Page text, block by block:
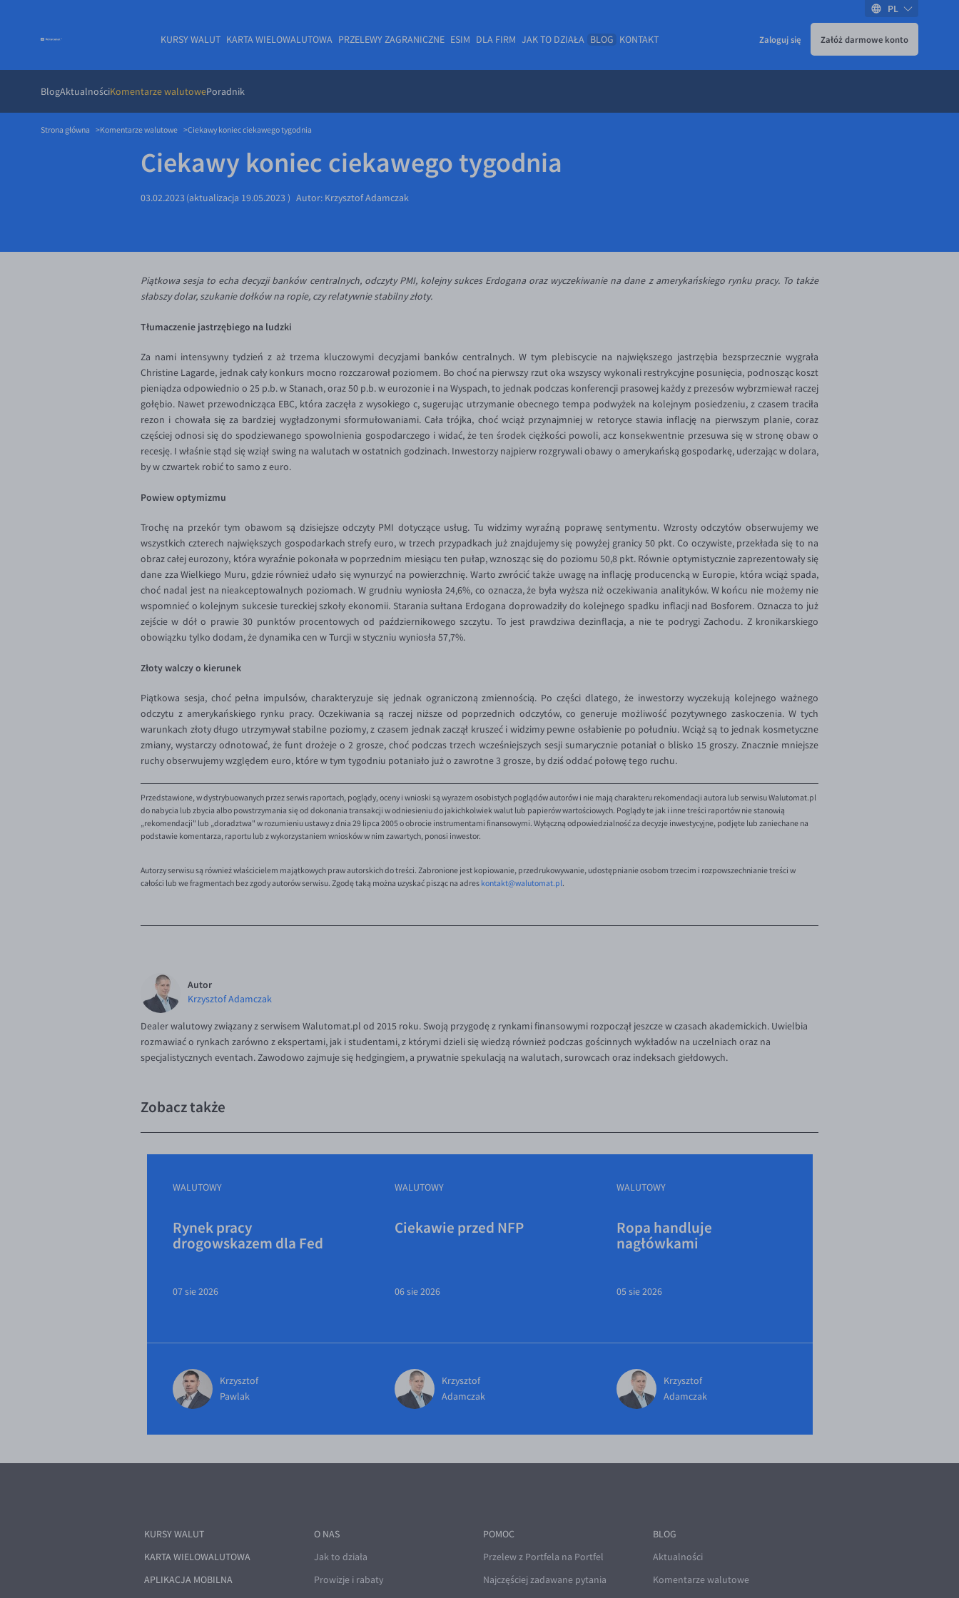
KURSY WALUT KARTA WIELOWALUTOWA PRZELEWY ZAGRANICZNE ESIM DLA FIRM JAK TO DZIAŁA BLOG
BlogAktualnościKomentarze walutowePoradnik
KONTAKT Zaloguj się Załóż darmowe konto
PL
Strona główna Komentarze walutowe Ciekawy koniec ciekawego tygodnia
Ciekawy koniec ciekawego tygodnia
03.02.2023 (aktualizacja 19.05.2023 ) Autor: Krzysztof Adamczak
Piątkowa sesja to echa decyzji banków centralnych, odczyty PMI, kolejny sukces Erdogana oraz wyczekiwanie na dane z amerykańskiego rynku pracy. To także
słabszy dolar, szukanie dołków na ropie, czy relatywnie stabilny złoty.
Tłumaczenie jastrzębiego na ludzki
Za nami intensywny tydzień z aż trzema kluczowymi decyzjami banków centralnych. W tym plebiscycie na największego jastrzębia bezsprzecznie wygrała
Christine Lagarde, jednak cały konkurs mocno rozczarował poziomem. Bo choć na pierwszy rzut oka wszyscy wykonali restrykcyjne posunięcia, podnosząc koszt
pieniądza odpowiednio o 25 p.b. w Stanach, oraz 50 p.b. w eurozonie i na Wyspach, to jednak podczas konferencji prasowej każdy z prezesów wybrzmiewał raczej
gołębio. Nawet przewodnicząca EBC, która zaczęła z wysokiego c, sugerując utrzymanie obecnego tempa podwyżek na kolejnym posiedzeniu, z czasem traciła
rezon i chowała się za bardziej wygładzonymi sformułowaniami. Cała trójka, choć wciąż przynajmniej w retoryce stawia inflację na pierwszym planie, coraz
częściej odnosi się do spodziewanego spowolnienia gospodarczego i widać, że ten środek ciężkości powoli, acz konsekwentnie przesuwa się w stronę obaw o
recesję. I właśnie stąd się wziął swing na walutach w ostatnich godzinach. Inwestorzy najpierw rozgrywali obawy o amerykańską gospodarkę, uderzając w dolara,
by w czwartek robić to samo z euro.
Powiew optymizmu
Trochę na przekór tym obawom są dzisiejsze odczyty PMI dotyczące usług. Tu widzimy wyraźną poprawę sentymentu. Wzrosty odczytów obserwujemy we
wszystkich czterech największych gospodarkach strefy euro, w trzech przypadkach już znajdujemy się powyżej granicy 50 pkt. Co oczywiste, przekłada się to na
obraz całej eurozony, która wyraźnie pokonała w poprzednim miesiącu ten pułap, wznosząc się do poziomu 50,8 pkt. Równie optymistycznie zaprezentowały się
dane zza Wielkiego Muru, gdzie również udało się wynurzyć na powierzchnię. Warto zwrócić także uwagę na inflację producencką w Europie, która wciąż spada,
choć nadal jest na nieakceptowalnych poziomach. W grudniu wyniosła 24,6%, co oznacza, że była wyższa niż oczekiwania analityków. W końcu nie możemy nie
wspomnieć o kolejnym sukcesie tureckiej szkoły ekonomii. Starania sułtana Erdogana doprowadziły do kolejnego spadku inflacji nad Bosforem. Oznacza to już
zejście w dół o prawie 30 punktów procentowych od październikowego szczytu. To jest prawdziwa dezinflacja, a nie te podrygi Zachodu. Z kronikarskiego
obowiązku tylko dodam, że dynamika cen w Turcji w styczniu wyniosła 57,7%.
Złoty walczy o kierunek
Piątkowa sesja, choć pełna impulsów, charakteryzuje się jednak ograniczoną zmiennością. Po części dlatego, że inwestorzy wyczekują kolejnego ważnego
odczytu z amerykańskiego rynku pracy. Oczekiwania są raczej niższe od poprzednich odczytów, co generuje możliwość pozytywnego zaskoczenia. W tych
warunkach złoty długo utrzymywał stabilne poziomy, z czasem jednak zaczął kruszeć i widzimy pewne osłabienie po południu. Wciąż są to jednak kosmetyczne
zmiany, wystarczy odnotować, że funt drożeje o 2 grosze, choć podczas trzech wcześniejszych sesji sumarycznie potaniał o blisko 15 groszy. Znacznie mniejsze
ruchy obserwujemy względem euro, które w tym tygodniu potaniało już o zawrotne 3 grosze, by dziś oddać połowę tego ruchu.
Przedstawione, w dystrybuowanych przez serwis raportach, poglądy, oceny i wnioski są wyrazem osobistych poglądów autorów i nie mają charakteru rekomendacji autora lub serwisu Walutomat.pl
do nabycia lub zbycia albo powstrzymania się od dokonania transakcji w odniesieniu do jakichkolwiek walut lub papierów wartościowych. Poglądy te jak i inne treści raportów nie stanowią
„rekomendacji" lub „doradztwa" w rozumieniu ustawy z dnia 29 lipca 2005 o obrocie instrumentami finansowymi. Wyłączną odpowiedzialność za decyzje inwestycyjne, podjęte lub zaniechane na
podstawie komentarza, raportu lub z wykorzystaniem wniosków w nim zawartych, ponosi inwestor.
Autorzy serwisu są również właścicielem majątkowych praw autorskich do treści. Zabronione jest kopiowanie, przedrukowywanie, udostępnianie osobom trzecim i rozpowszechnianie treści w
całości lub we fragmentach bez zgody autorów serwisu. Zgodę taką można uzyskać pisząc na adres kontakt@walutomat.pl.
Autor
Krzysztof Adamczak
Dealer walutowy związany z serwisem Walutomat.pl od 2015 roku. Swoją przygodę z rynkami finansowymi rozpoczął jeszcze w czasach akademickich. Uwielbia
rozmawiać o rynkach zarówno z ekspertami, jak i studentami, z którymi dzieli się wiedzą również podczas gościnnych wykładów na uczelniach oraz na
specjalistycznych eventach. Zawodowo zajmuje się hedgingiem, a prywatnie spekulacją na walutach, surowcach oraz indeksach giełdowych.
Zobacz także
WALUTOWY
Rynek pracy
drogowskazem dla Fed
07 sie 2026
Krzysztof
Pawlak
WALUTOWY
Ciekawie przed NFP
06 sie 2026
Krzysztof
Adamczak
WALUTOWY
Ropa handluje
nagłówkami
05 sie 2026
Krzysztof
Adamczak
KURSY WALUT
KARTA WIELOWALUTOWA
APLIKACJA MOBILNA
O NAS
Jak to działa
Prowizje i rabaty
POMOC
Przelew z Portfela na Portfel
Najczęściej zadawane pytania
BLOG
Aktualności
Komentarze walutowe